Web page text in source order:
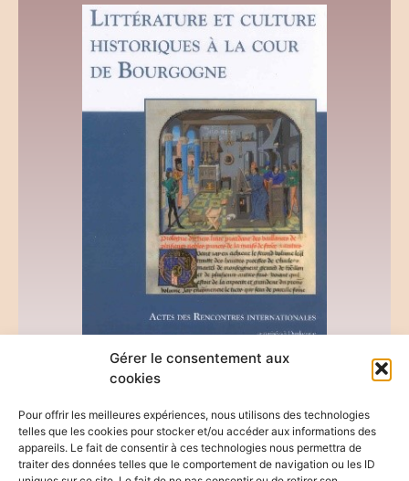
Gérer le consentement aux
cookies
Pour offrir les meilleures expériences, nous utilisons des technologies
telles que les cookies pour stocker et/ou accéder aux informations des
appareils. Le fait de consentir à ces technologies nous permettra de
traiter des données telles que le comportement de navigation ou les ID
Littérature et culture historiques à la cour de Bourgogne.
Actes des Rencontres internationales organisées à Dunkerque
(Université du Littoral – Côte d’Opale) le jeudi 27 octobre 2005,
dir. J. Devaux et A. Marchandisse, Le Moyen Âge, t. 112, 2006,